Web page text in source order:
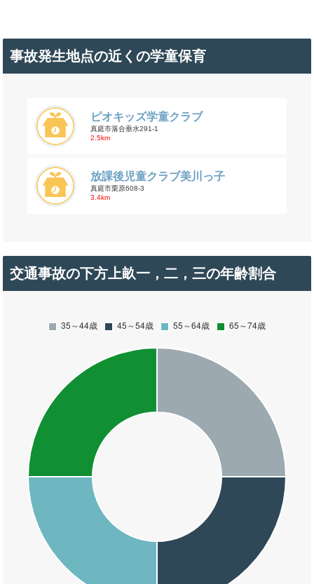
事故発生地点の近くの学童保育
ピオキッズ学童クラブ
真庭市落合垂水291-1
2.5km
放課後児童クラブ美川っ子
真庭市栗原608-3
3.4km
交通事故の下方上畝一，二，三の年齢割合